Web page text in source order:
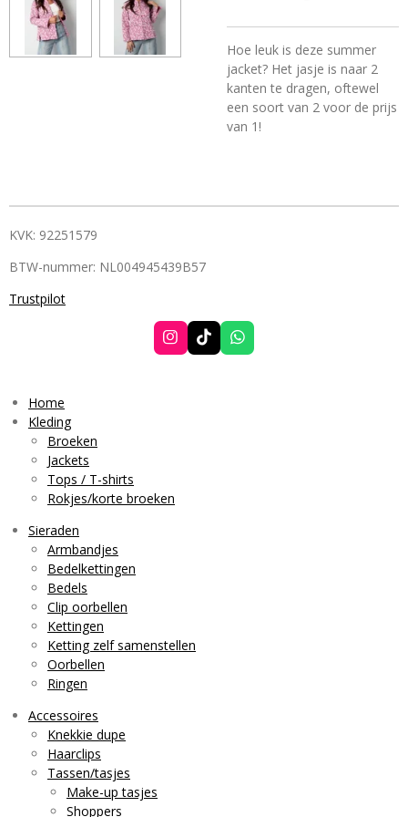
Hoe leuk is deze summer
jacket? Het jasje is naar 2
kanten te dragen, oftewel
een soort van 2 voor de prijs
van 1!
KVK: 92251579
BTW-nummer: NL004945439B57
Trustpilot
I
n
T
i
W
h
Home
Kleding
Broeken
Jackets
Tops / T-shirts
Rokjes/korte broeken
Sieraden
Armbandjes
Bedelkettingen
Bedels
Clip oorbellen
Kettingen
Ketting zelf samenstellen
Oorbellen
Ringen
Accessoires
Knekkie dupe
Haarclips
Tassen/tasjes
Make-up tasjes
Shoppers